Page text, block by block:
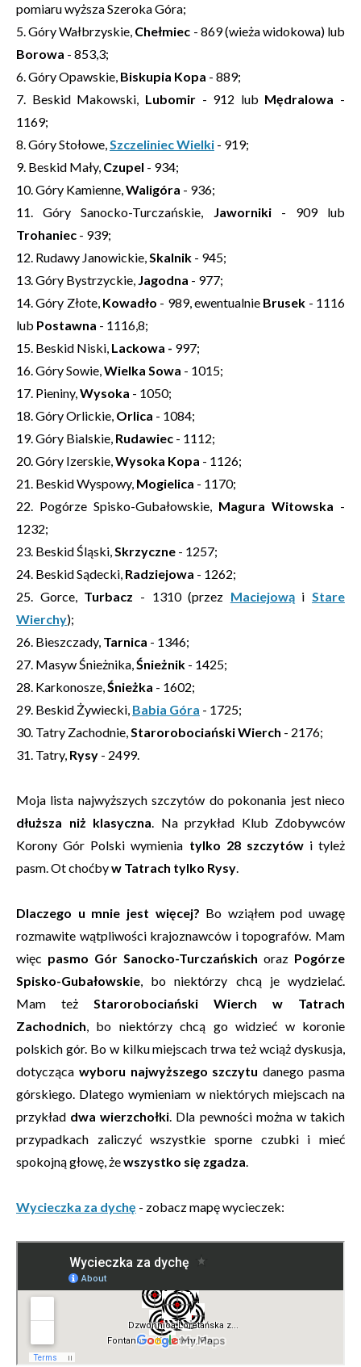
pomiaru wyższa Szeroka Góra;
5. Góry Wałbrzyskie, Chełmiec - 869 (wieża widokowa) lub
Borowa - 853,3;
6. Góry Opawskie, Biskupia Kopa - 889;
7. Beskid Makowski, Lubomir- 912 lub Mędralowa -
1169;
8. Góry Stołowe,Szczeliniec Wielki - 919;
9. Beskid Mały, Czupel - 934;
10. Góry Kamienne,Waligóra - 936;
11. Góry Sanocko-Turczańskie, Jaworniki- 909 lub
Trohaniec - 939;
12. Rudawy Janowickie,Skalnik - 945;
13. Góry Bystrzyckie, Jagodna - 977;
14. Góry Złote, Kowadło - 989, ewentualnie Brusek - 1116
lub Postawna - 1116,8;
15. Beskid Niski, Lackowa - 997;
16. Góry Sowie,Wielka Sowa - 1015;
17. Pieniny,Wysoka - 1050;
18. Góry Orlickie, Orlica - 1084;
19. Góry Bialskie, Rudawiec - 1112;
20. Góry Izerskie,Wysoka Kopa - 1126;
21. Beskid Wyspowy, Mogielica - 1170;
22. Pogórze Spisko-Gubałowskie, Magura Witowska -
1232;
23. Beskid Śląski,Skrzyczne - 1257;
24. Beskid Sądecki, Radziejowa - 1262;
25. Gorce, Turbacz - 1310 (przez Maciejowąi Stare
Wierchy);
26. Bieszczady, Tarnica - 1346;
27. Masyw Śnieżnika,Śnieżnik - 1425;
28. Karkonosze,Śnieżka - 1602;
29. Beskid Żywiecki, Babia Góra - 1725;
30. Tatry Zachodnie,Starorobociański Wierch - 2176;
31. Tatry, Rysy - 2499.
Moja lista najwyższych szczytów do pokonania jest nieco
dłuższa niż klasyczna. Na przykład Klub Zdobywców
Korony Gór Polski wymienia tylko 28 szczytówi tyleż
pasm. Ot choćbyw Tatrach tylko Rysy.
Dlaczego u mnie jest więcej? Bo wziąłem pod uwagę
rozmawite wątpliwości krajoznawców i topografów. Mam
więc pasmo Gór Sanocko-Turczańskich oraz Pogórze
Spisko-Gubałowskie, bo niektórzy chcą je wydzielać.
Mam też Starorobociański Wierch w Tatrach
Zachodnich, bo niektórzy chcą go widzieć w koronie
polskich gór. Bo w kilku miejscach trwa też wciąż dyskusja,
dotycząca wyboru najwyższego szczytu danego pasma
górskiego. Dlatego wymieniam w niektórych miejscach na
przykład dwa wierzchołki. Dla pewności można w takich
przypadkach zaliczyć wszystkie sporne czubki i mieć
spokojną głowę, żewszystko się zgadza.
Wycieczka za dychę - zobacz mapę wycieczek: